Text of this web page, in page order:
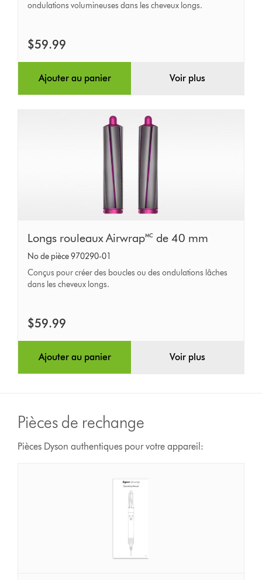
de
ondulations volumineuses dans les cheveux longs.
$59.99
Ajouter au panier Voir plus
Longs
rouleaux
Airwrap🅪
de
Longs rouleaux Airwrap🅪 de 40 mm
No de pièce 970290-01
Conçus pour créer des boucles ou des ondulations lâches
dans les cheveux longs.
$59.99
Ajouter au panier Voir plus
Pièces de rechange
Pièces Dyson authentiques pour votre appareil: